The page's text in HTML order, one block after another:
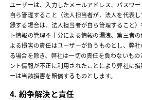
ユーザーは、入力したメールアドレス、パスワ
自ら管理すること（法人担当者が、法人を代表
録する場合は、法人担当者が自ら管理すること
ト情報の管理不十分による情報の漏洩、第三者
よる損害の責任はユーザーが負うものとし、弊
る場合を除き、弊社は一切の責任を負わないも
ント情報が不正に利用されたことにより弊社に
ーは当該損害を賠償するものとします。
4. 紛争解決と責任